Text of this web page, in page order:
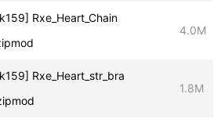
Rxe_Heart_Chain
4.0M
Rxe_Heart_str_bra
1.8M